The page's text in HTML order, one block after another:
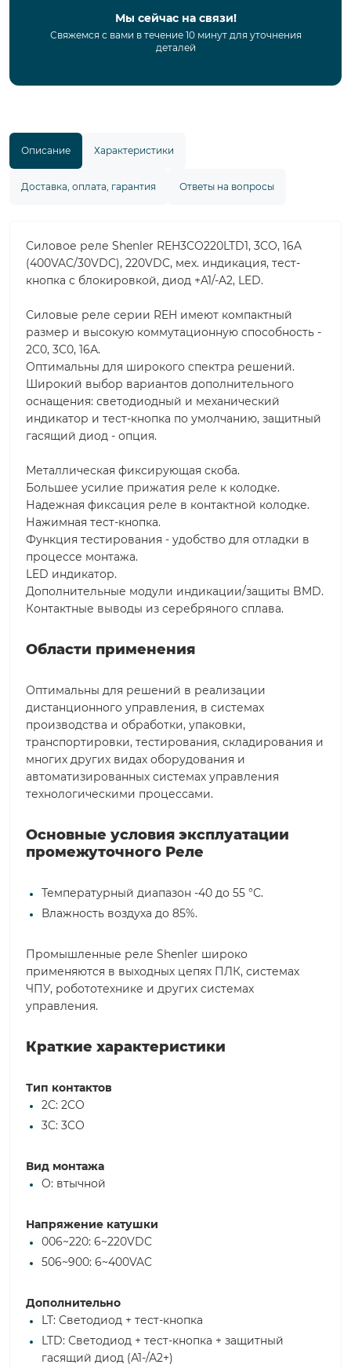
Мы сейчас на связи!
Свяжемся с вами в течение 10 минут для уточнения
деталей
Описание Характеристики
Доставка, оплата, гарантия Ответы на вопросы
Силовое реле Shenler REH3CO220LTD1, 3CO, 16A
(400VAC/30VDC), 220VDC, мех. индикация, тест-
кнопка с блокировкой, диод +A1/-A2, LED.
Силовые реле серии REH имеют компактный
размер и высокую коммутационную способность -
2C0, 3С0, 16А.
Оптимальны для широкого спектра решений.
Широкий выбор вариантов дополнительного
оснащения: светодиодный и механический
индикатор и тест-кнопка по умолчанию, защитный
гасящий диод - опция.
Металлическая фиксирующая скоба.
Большее усилие прижатия реле к колодке.
Надежная фиксация реле в контактной колодке.
Нажимная тест-кнопка.
Функция тестирования - удобство для отладки в
процессе монтажа.
LED индикатор.
Дополнительные модули индикации/защиты BMD.
Контактные выводы из серебряного сплава.
Области применения
Оптимальны для решений в реализации
дистанционного управления, в системах
производства и обработки, упаковки,
транспортировки, тестирования, складирования и
многих других видах оборудования и
автоматизированных системах управления
технологическими процессами.
Основные условия эксплуатации
промежуточного Реле
Температурный диапазон -40 до 55 °С.
Влажность воздуха до 85%.
Промышленные реле Shenler широко
применяются в выходных цепях ПЛК, системах
ЧПУ, робототехнике и других системах
управления.
Краткие характеристики
Тип контактов
2C: 2CO
3C: 3CO
Вид монтажа
O: втычной
Напряжение катушки
006~220: 6~220VDC
506~900: 6~400VAC
Дополнительно
LT: Светодиод + тест-кнопка
LTD: Светодиод + тест-кнопка + защитный
гасящий диод (А1-/А2+)